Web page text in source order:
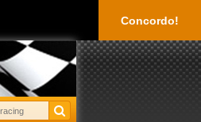
Concordo!